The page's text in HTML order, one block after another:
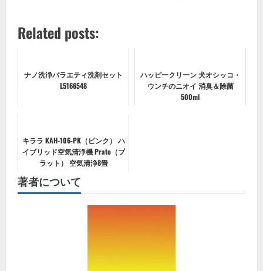
Related posts:
ナノ洗浄バラエティ洗剤セット
L5166548
ハッピークリーン 犬オシッコ・
ウンチのニオイ 消臭＆除菌
500ml
キララ KAH-106-PK（ピンク） ハ
イブリッド空気清浄機 Prato（プ
ラット） 空気清浄8畳
著者について